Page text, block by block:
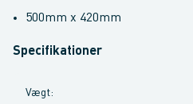
500mm x 420mm
Specifikationer
Vægt: